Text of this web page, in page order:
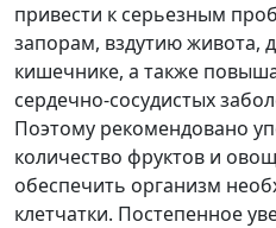
привести к серьезным
запорам, вздутию живота,
кишечнике, а также
сердечно-сосудистых
Поэтому рекомендовано
количество фруктов и
обеспечить организм
клетчатки. Постепенное